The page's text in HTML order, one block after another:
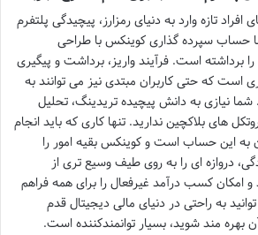
تازه وارد به دنیای رمزارز، پیچیدگی پلتفرم
حساب سپرده گذاری کوینکس با طراحی
را برداشته است. فرآیند واریز، برداشت و پیگیری
که حتی کاربران مبتدی نیز می توانند به
شما نیازی به دانش پیچیده تریدینگ، تحلیل
های بلاکچین ندارید. تنها کاری که باید انجام
به این حساب است و کوینکس بقیه امور را
دروازه ای را به روی طیف وسیع تری از
و امکان کسب درآمد غیرفعال را برای همه فراهم
به راحتی در دنیای مالی دیجیتال قدم
بهره مند شوید، بسیار توانمندکننده است.